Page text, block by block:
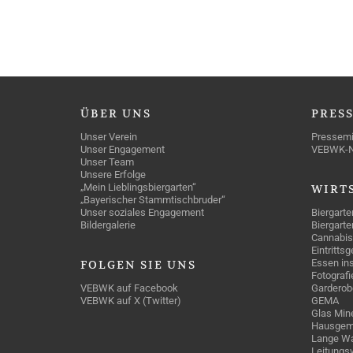
ÜBER UNS
Unser Verein
Unser Engagement
Unser Team
Unsere Erfolge
„Mein Lieblingsbiergarten“
„Bayerischer Stammtischbruder“
Unser soziales Engagement
Bildergalerie
FOLGEN SIE UNS
VEBWK auf Facebook
VEBWK auf X (Twitter)
VEBWK-
Essen
GEMA
Glas
Lange